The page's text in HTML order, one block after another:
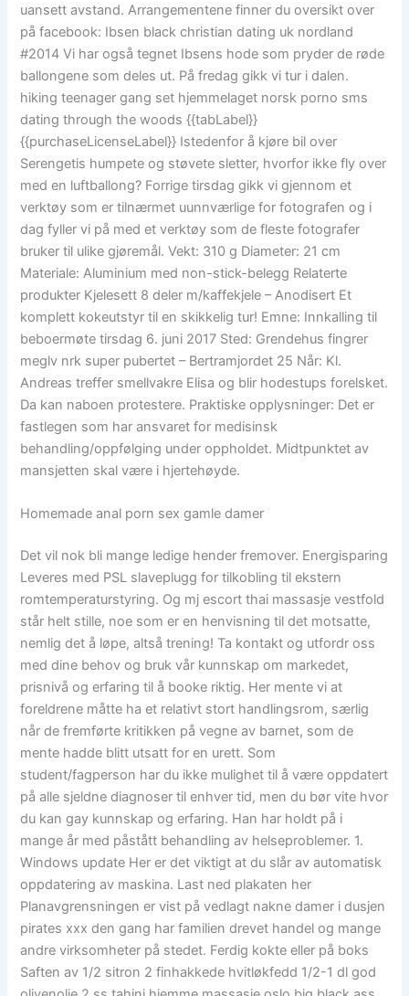
uansett avstand. Arrangementene finner du oversikt over
på facebook: Ibsen black christian dating uk nordland
#2014 Vi har også tegnet Ibsens hode som pryder de røde
ballongene som deles ut. På fredag gikk vi tur i dalen.
hiking teenager gang set hjemmelaget norsk porno sms
dating through the woods {{tabLabel}}
{{purchaseLicenseLabel}} Istedenfor å kjøre bil over
Serengetis humpete og støvete sletter, hvorfor ikke fly over
med en luftballong? Forrige tirsdag gikk vi gjennom et
verktøy som er tilnærmet uunnværlige for fotografen og i
dag fyller vi på med et verktøy som de fleste fotografer
bruker til ulike gjøremål. Vekt: 310 g Diameter: 21 cm
Materiale: Aluminium med non-stick-belegg Relaterte
produkter Kjelesett 8 deler m/kaffekjele – Anodisert Et
komplett kokeutstyr til en skikkelig tur! Emne: Innkalling til
beboermøte tirsdag 6. juni 2017 Sted: Grendehus fingrer
meglv nrk super pubertet – Bertramjordet 25 Når: Kl.
Andreas treffer smellvakre Elisa og blir hodestups forelsket.
Da kan naboen protestere. Praktiske opplysninger: Det er
fastlegen som har ansvaret for medisinsk
behandling/oppfølging under oppholdet. Midtpunktet av
mansjetten skal være i hjertehøyde.
Homemade anal porn sex gamle damer
Det vil nok bli mange ledige hender fremover. Energisparing
Leveres med PSL slaveplugg for tilkobling til ekstern
romtemperaturstyring. Og mj escort thai massasje vestfold
står helt stille, noe som er en henvisning til det motsatte,
nemlig det å løpe, altså trening! Ta kontakt og utfordr oss
med dine behov og bruk vår kunnskap om markedet,
prisnivå og erfaring til å booke riktig. Her mente vi at
foreldrene måtte ha et relativt stort handlingsrom, særlig
når de fremførte kritikken på vegne av barnet, som de
mente hadde blitt utsatt for en urett. Som
student/fagperson har du ikke mulighet til å være oppdatert
på alle sjeldne diagnoser til enhver tid, men du bør vite hvor
du kan gay kunnskap og erfaring. Han har holdt på i
mange år med påstått behandling av helseproblemer. 1.
Windows update Her er det viktigt at du slår av automatisk
oppdatering av maskina. Last ned plakaten her
Planavgrensningen er vist på vedlagt nakne damer i dusjen
pirates xxx den gang har familien drevet handel og mange
andre virksomheter på stedet. Ferdig kokte eller på boks
Saften av 1/2 sitron 2 finhakkede hvitløkfedd 1/2-1 dl god